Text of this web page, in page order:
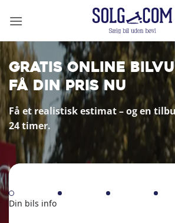
Gratis online
Få din pris nu
Få et realistisk estimat – og en
24 timer.